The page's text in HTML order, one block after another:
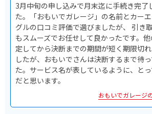
3月中旬の申し込みで月末迄に手続き完了
た。「おもいでガレージ」の名前とカー
グルの口コミ評価で選びましたが、 引き
もスムーズでお任せして良かったです。
定してから決断までの期間が短く期限切
したが、おもいでさんは決断するまで待
た。サービス名が表しているように、と
だと思います。
おもいでガレージ